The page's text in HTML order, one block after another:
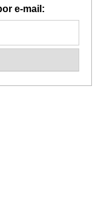
e-mail: